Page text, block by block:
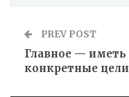
PREV POST
Главное — иметь
конкретные цели